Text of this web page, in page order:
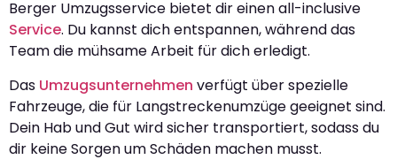
Berger Umzugsservice bietet dir einen all-inclusive
Service. Du kannst dich entspannen, während das
Team die mühsame Arbeit für dich erledigt.
Das Umzugsunternehmen verfügt über spezielle
Fahrzeuge, die für Langstreckenumzüge geeignet sind.
Dein Hab und Gut wird sicher transportiert, sodass du
dir keine Sorgen um Schäden machen musst.